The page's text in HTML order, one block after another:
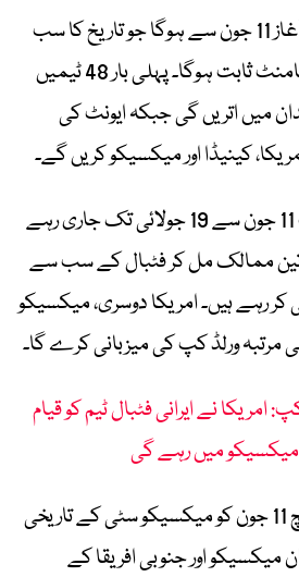
فیفا ورلڈ کپ 2026 کا آغاز 11 جون سے ہوگا جو تاریخ کا سب
سے بڑا عالمی فٹبال ٹورنامنٹ ثابت ہوگا۔ پہلی بار 48 ٹیمیں
میں اتریں گی جبکہ ایونٹ کی
کینیڈا اور میکسیکو کریں گے۔
فیفا کے مطابق ورلڈ کپ 11 جون سے 19 جولائی تک جاری رہے
تین ممالک مل کر فٹبال کے سب سے
رہے ہیں۔ امریکا دوسری، میکسیکو
مرتبہ ورلڈ کپ کی میزبانی کرے گا۔
امریکا نے ایرانی فٹبال ٹیم کو قیام
میکسیکو میں رہے گی
ٹورنامنٹ کا افتتاحی میچ 11 جون کو میکسیکو سٹی کے تاریخی
میکسیکو اور جنوبی افریقا کے